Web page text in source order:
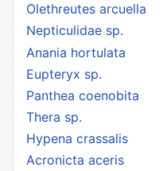
Olethreutes arcuella
Nepticulidae sp.
Anania hortulata
Eupteryx sp.
Panthea coenobita
Thera sp.
Hypena crassalis
Acronicta aceris